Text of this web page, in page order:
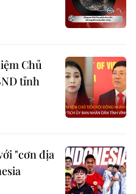
Chủ
tỉnh
"cơn địa